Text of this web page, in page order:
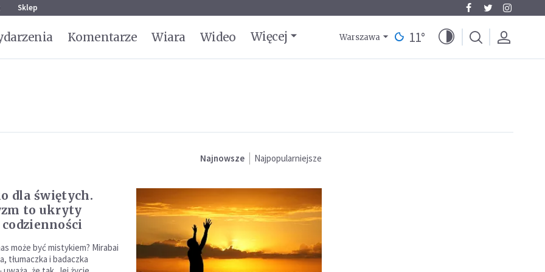
Sklep
Komentarze Wiara Wideo Więcej Warszawa 11°
Najnowsze Najpopularniejsze
dla świętych.
to ukryty
może być mistykiem? Mirabai
tłumaczka i badaczka